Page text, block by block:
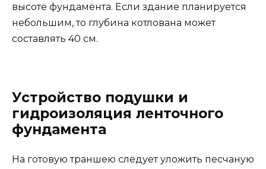
высоте фундамента. Если здание планируется
небольшим, то глубина котлована может
составлять 40 см.
Устройство подушки и
гидроизоляция ленточного
фундамента
На готовую траншею следует уложить песчаную